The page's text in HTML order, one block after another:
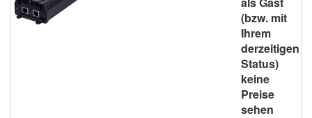
(bzw. mit
Ihrem
derzeitigen
Status)
keine
Preise
sehen